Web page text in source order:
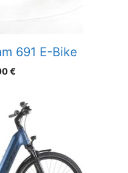
691 E-Bike
€